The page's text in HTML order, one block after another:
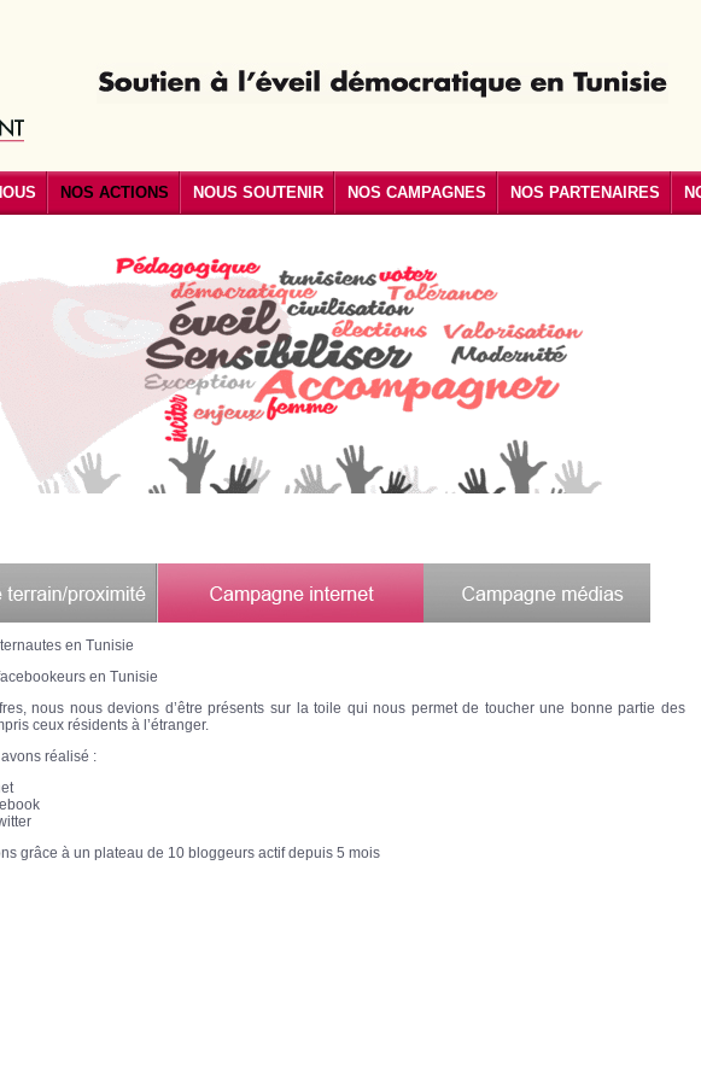
NOS ACTIONS NOUS SOUTENIR NOS CAMPAGNES NOS PARTENAIRES
en Tunisie
en Tunisie
nous nous devions d’être présents sur la toile qui nous permet de toucher une bonne partie des
ceux résidents à l’étranger.
réalisé :
grâce à un plateau de 10 bloggeurs actif depuis 5 mois